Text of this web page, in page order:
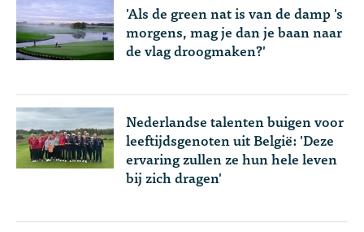
'Als de green nat is van de damp 's
morgens, mag je dan je baan naar
de vlag droogmaken?'
Nederlandse talenten buigen voor
leeftijdsgenoten uit België: 'Deze
ervaring zullen ze hun hele leven
bij zich dragen'